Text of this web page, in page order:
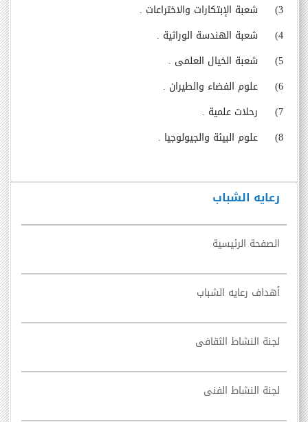
رعايه الشباب
الصفحة الرئيسية
أهداف رعايه الشباب
لجنة النشاط الثقافى
لجنة النشاط الفنى
3) شعبة الإبتكارات والاختراعات .
4) شعبة الهندسة الوراثية .
5) شعبة الخيال العلمى .
6) علوم الفضاء والطيران .
7) رحلات علمية .
8) علوم البيئة والجيولوجيا .